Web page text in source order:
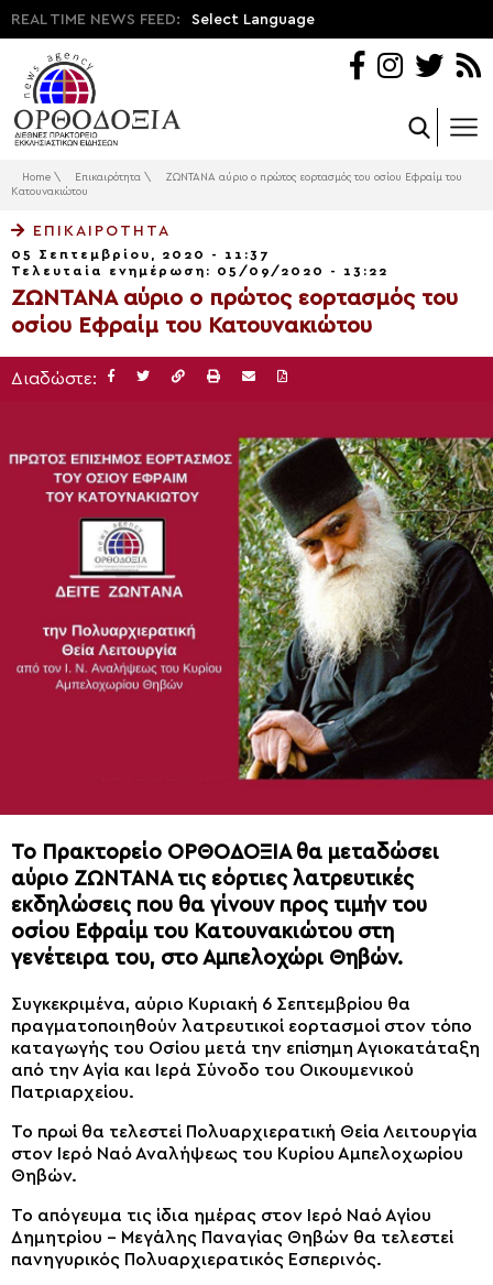
REAL TIME NEWS FEED: Select Language
Home \ Επικαιρότητα \
ΖΩΝΤΑΝΑ αύριο ο πρώτος εορτασμός του οσίου Εφραίμ του
Κατουνακιώτου
ΕΠΙΚΑΙΡΌΤΗΤΑ
05 Σεπτεμβρίου, 2020 - 11:37
Τελευταία ενημέρωση: 05/09/2020 - 13:22
ΖΩΝΤΑΝΑ αύριο ο πρώτος εορτασμός του
οσίου Εφραίμ του Κατουνακιώτου
Διαδώστε:
Το Πρακτορείο ΟΡΘΟΔΟΞΙΑ θα μεταδώσει
αύριο ΖΩΝΤΑΝΑ τις εόρτιες λατρευτικές
εκδηλώσεις που θα γίνουν προς τιμήν του
οσίου Εφραίμ του Κατουνακιώτου στη
γενέτειρα του, στο Αμπελοχώρι Θηβών.
Συγκεκριμένα, αύριο Κυριακή 6 Σεπτεμβρίου θα
πραγματοποιηθούν λατρευτικοί εορτασμοί στον τόπο
καταγωγής του Οσίου μετά την επίσημη Αγιοκατάταξη
από την Αγία και Ιερά Σύνοδο του Οικουμενικού
Πατριαρχείου.
Το πρωί θα τελεστεί Πολυαρχιερατική Θεία Λειτουργία
στον Ιερό Ναό Αναλήψεως του Κυρίου Αμπελοχωρίου
Θηβών.
Το απόγευμα τις ίδια ημέρας στον Ιερό Ναό Αγίου
Δημητρίου – Μεγάλης Παναγίας Θηβών θα τελεστεί
πανηγυρικός Πολυαρχιερατικός Εσπερινός.